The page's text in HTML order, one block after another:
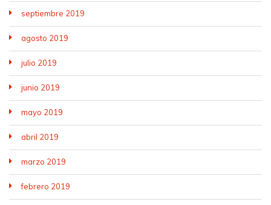
septiembre 2019
agosto 2019
julio 2019
junio 2019
mayo 2019
abril 2019
marzo 2019
febrero 2019